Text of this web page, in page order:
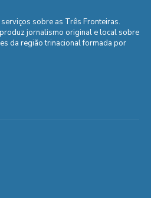
sobre as Três Fronteiras.
jornalismo original e local sobre
da região trinacional formada por